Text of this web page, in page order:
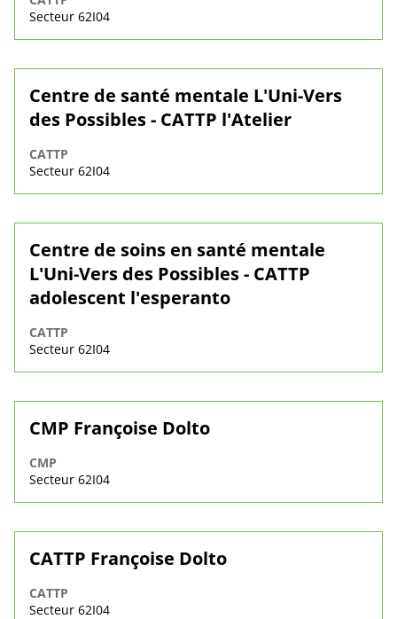
Secteur 62I04
Centre de santé mentale L'Uni-Vers
des Possibles - CATTP l'Atelier
CATTP
Secteur 62I04
Centre de soins en santé mentale
L'Uni-Vers des Possibles - CATTP
adolescent l'esperanto
CATTP
Secteur 62I04
CMP Françoise Dolto
CMP
Secteur 62I04
CATTP Françoise Dolto
CATTP
Secteur 62I04